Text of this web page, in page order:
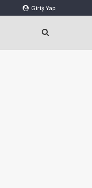
Giriş Yap